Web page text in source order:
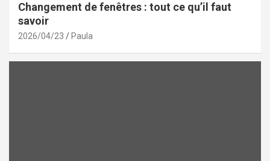
Changement de fenêtres : tout ce qu’il faut
savoir
2026/04/23 Paula